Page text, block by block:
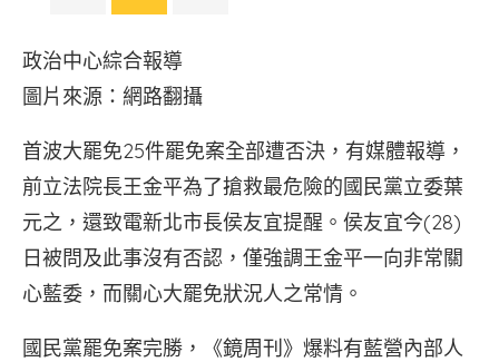
政治中心綜合報導
圖片來源：網路翻攝
首波大罷免25件罷免案全部遭否決，有媒體報導，
前立法院長王金平為了搶救最危險的國民黨立委葉
元之，還致電新北市長侯友宜提醒。侯友宜今(28)
日被問及此事沒有否認，僅強調王金平一向非常關
心藍委，而關心大罷免狀況人之常情。
國民黨罷免案完勝，《鏡周刊》爆料有藍營內部人